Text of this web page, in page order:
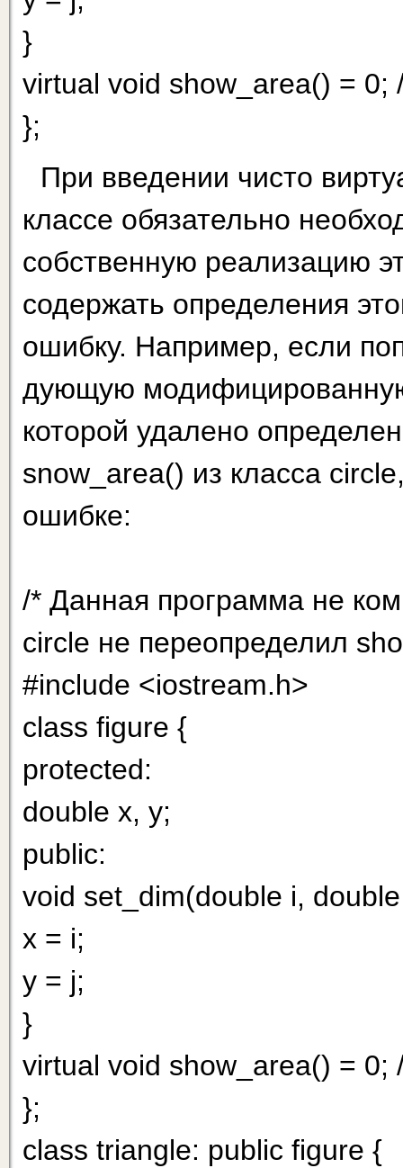
}
virtual void show_area() = 0;
};
При введении чисто
классе обязательно
собственную реализацию
содержать определения
ошибку. Например, если
дующую
которой удалено
snow_area() из класса
ошибке:
/* Данная программа не
circle не переопределил
#include <iostream.h>
class figure {
protected:
double x, y;
public:
void set_dim(double i,
x = i;
у = j;
}
virtual void show_area() = 0;
};
class triangle: public figure {